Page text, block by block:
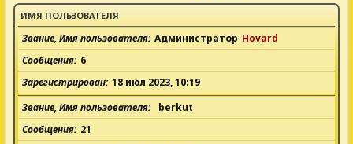
ИМЯ ПОЛЬЗОВАТЕЛЯ
Звание, Имя пользователя Администратор Hovard
Сообщения 6
Зарегистрирован 18 июл 2023, 10:19
Звание, Имя пользователя
berkut
Сообщения 21